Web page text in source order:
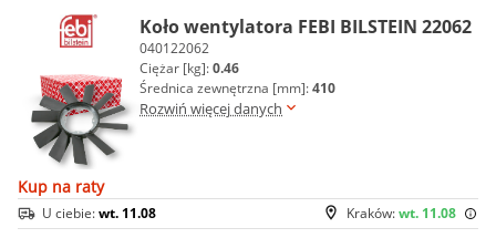
Koło wentylatora FEBI BILSTEIN 22062
040122062
Ciężar [kg]:0.46
Średnica zewnętrzna [mm]:410
Rozwiń więcej danych
Kup na raty
Kraków:wt. 11.08
U ciebie:wt. 11.08